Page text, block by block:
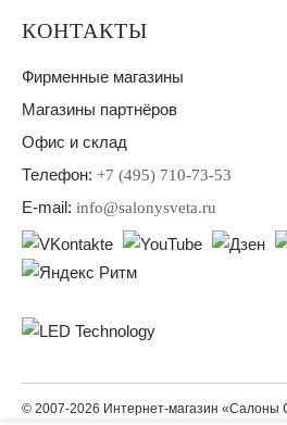
КОНТАКТЫ
Фирменные магазины
Магазины партнёров
Офис и склад
Телефон: +7 (495) 710-73-53
E-mail: info@salonysveta.ru
© 2007-2026 Интернет-магазин «Салоны